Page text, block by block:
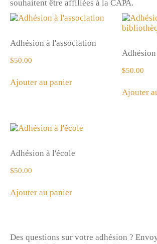
souhaitent être affiliées à la CAPA.
Adhésion à l'association
$50.00
Ajouter au panier
$50.00
Ajouter
Adhésion à l'école
$50.00
Ajouter au panier
Des questions sur votre adhésion ?